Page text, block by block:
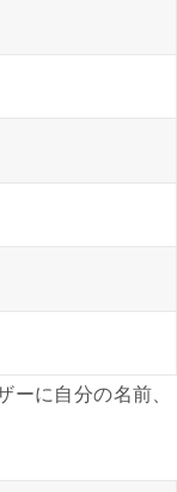
ーに自分の名前、